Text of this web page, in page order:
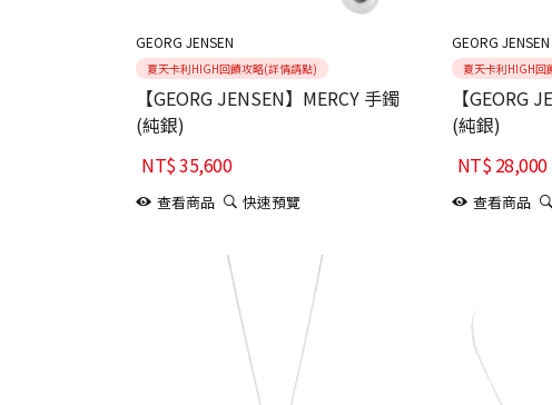
GEORG JENSEN
夏天卡利HIGH回饋攻略(詳情請點)
【GEORG JENSEN】MERCY 手鐲
(純銀)
NT$35,600
查看商品 快速預覽
GEORG JENSEN
夏天卡利HIGH回
【GEORG
(純銀)
NT$28,000
查看商品